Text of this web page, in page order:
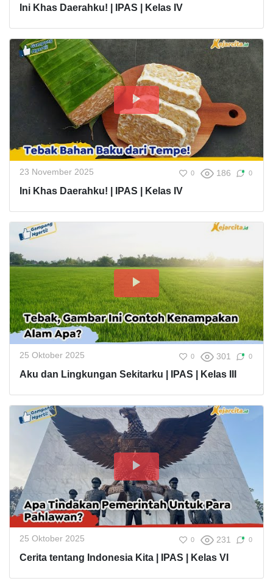
Ini Khas Daerahku! | IPAS | Kelas IV
23 November 2025 0 186 0
Ini Khas Daerahku! | IPAS | Kelas IV
25 Oktober 2025 0 301 0
Aku dan Lingkungan Sekitarku | IPAS | Kelas III
25 Oktober 2025 0 231 0
Cerita tentang Indonesia Kita | IPAS | Kelas VI